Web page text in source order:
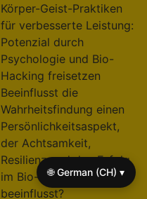
Körper-Geist-Praktiken
für verbesserte Leistung:
Potenzial durch
Psychologie und Bio-
Hacking freisetzen
Beeinflusst die
Wahrheitsfindung einen
Persönlichkeitsaspekt,
der Achtsamkeit,
Resilienz und den Erfolg
im Bio-Hacking
beeinflusst?
🌐 German (CH) ▾